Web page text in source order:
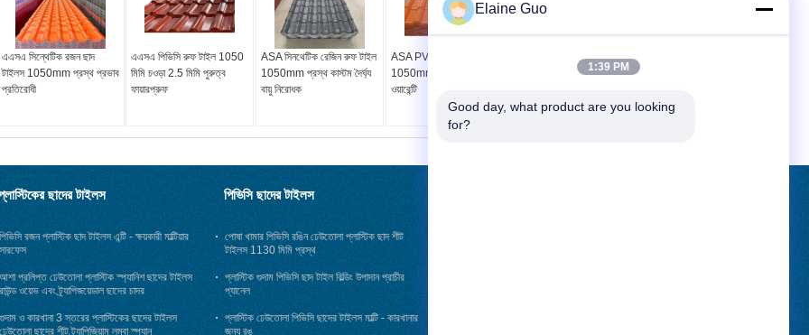
এএসএ সিন্থেটিক রজন ছাদ
টাইলস 1050mm প্রস্থ প্রভাব
প্রতিরোধী
এএসএ পিভিসি রুফ টাইল 1050
মিমি চওড়া 2.5 মিমি পুরুত্ব
ফায়ারপ্রুফ
ASA সিনথেটিক রেজিন রুফ টাইল
1050mm প্রস্থ কাস্টম দৈর্ঘ্য
বায়ু নিরোধক
ASA PVC সিনথেটিক রুফ টাইল
1050mm প্রস্থ 5-বছরের
ওয়ারেন্টি
ASA সিনথেটিক রেজিন রুফ টাইল
১০৫০মিমি প্রস্থ ২.৫মিমি পুরুত্ব
ছাদের টাইলস
পিভিসি রজন প্লাস্টিক ছাদ টাইলস এন্টি - ক্ষয়কারী মাল্টিয়ার
সারফেস
আশা প্রলিপ্ত ঢেউতোলা প্লাস্টিক স্প্যানিশ ছাদের টাইলস
রাউন্ড ওয়েভ এবং ট্র্যাপিজয়েডাল ছাদের চাদর
গুদাম ও কারখানা 3 স্তরের প্লাস্টিকের ছাদের টাইলস
ঢেউতোলা ছাদের শীট ট্র্যাপিজিয়াম লম্বা স্প্যান
পিভিসি ছাদের টাইলস
পোষা খামার পিভিসি রঙিন ঢেউতোলা প্লাস্টিক ছাদ শীট
টাইলস 1130 মিমি প্রস্থ
প্লাস্টিক গুদাম পিভিসি ছাদ টাইল বিল্ডিং উপাদান প্রাচীর
প্যানেল
প্লাস্টিক ঢেউতোলা পিভিসি ছাদের টাইলস মাল্টি - কারখানার
জন্য রঙ
Elaine Guo
1:39 PM
Good day, what product are you looking
for?